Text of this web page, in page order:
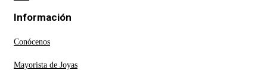
Información
Conócenos
Mayorista de Joyas